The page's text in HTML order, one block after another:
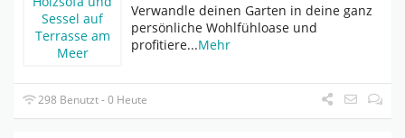
Verwandle deinen Garten in deine ganz
persönliche Wohlfühloase und
profitiere...Mehr
298 Benutzt - 0 Heute